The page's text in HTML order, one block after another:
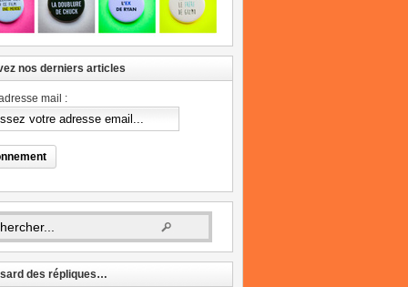
nos derniers articles
mail :
des répliques…